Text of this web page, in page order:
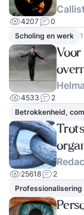
4207
0
Scholing en werk
4533
2
Betrokkenheid,
25618
2
Professionalisering